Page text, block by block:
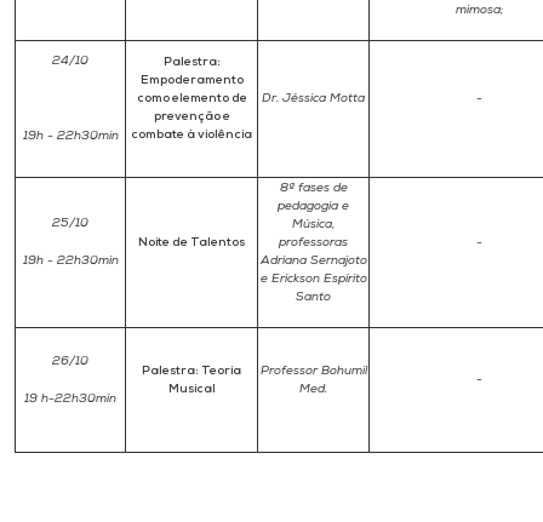
mimosa;
24/10
19h - 22h30min
Palestra:
Empoderamento
como elemento de
prevenção e
combate à violência
Dr. Jéssica Motta -
25/10
19h - 22h30min
Noite de Talentos
8ª fases de
pedagogia e
Música,
professoras
Adriana Sernajoto
e Erickson Espírito
Santo
-
26/10
19 h-22h30min
Palestra: Teoria
Musical
Professor Bohumil
Med.
-